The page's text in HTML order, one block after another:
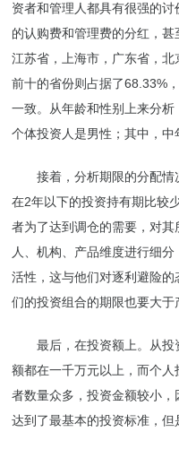
资者和管理人都具有很强的
的认购费和管理费的分红，
江苏省，上海市，广东省，
前十的省份则占据了68.33%
一致。从年龄和性别上来分
个体投资人是男性；其中，中
接着，分析期限的分配情
在2年以下的投资持有期比较
者为了达到调仓的需要，对
人、机构、产品维度进行细
活性，这与他们对逐利避险
们的投资组合的期限也要大于
最后，在投资额上。从
额都在一千万元以上，而个
者数量众多，投资金额较小
达到了最基本的投资标准，但